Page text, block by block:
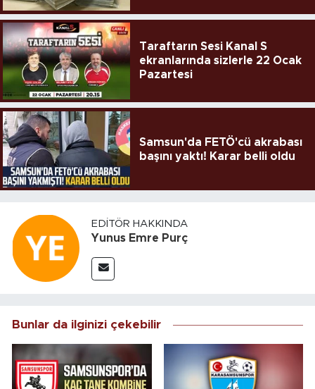
Taraftarın Sesi Kanal S
ekranlarında sizlerle 22 Ocak
Pazartesi
Samsun'da FETÖ'cü akrabası
başını yaktı! Karar belli oldu
EDITÖR HAKKINDA
Yunus Emre Purç
Bunlar da ilginizi çekebilir